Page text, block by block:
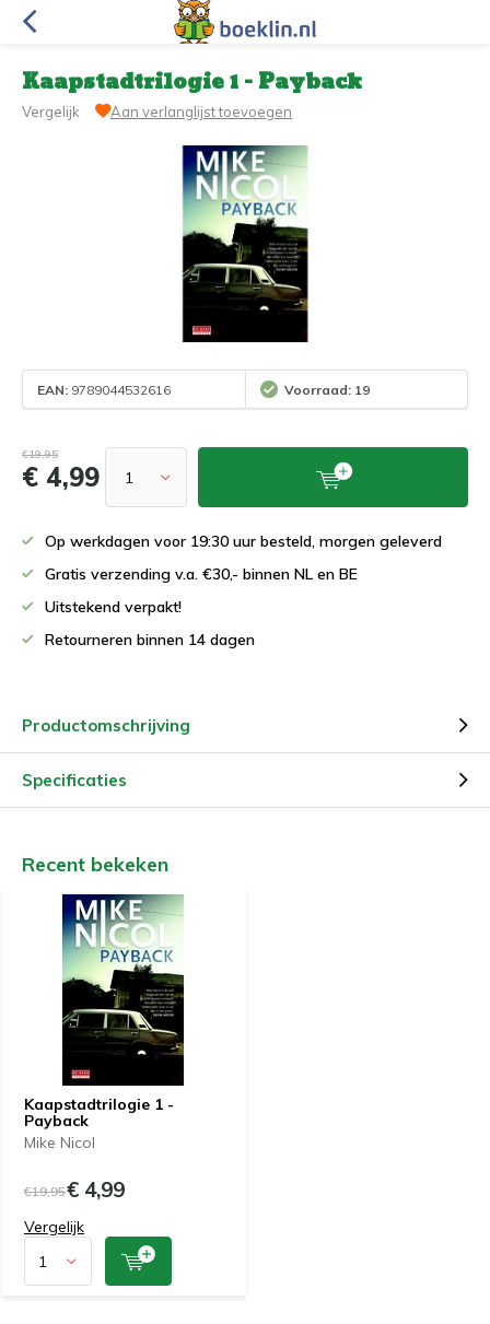
Kaapstadtrilogie 1 - Payback
Vergelijk Aan verlanglijst toevoegen
EAN: 9789044532616 Voorraad: 19
€19,95
€ 4,99
Op werkdagen voor 19:30 uur besteld, morgen geleverd
Gratis verzending v.a. €30,- binnen NL en BE
Uitstekend verpakt!
Retourneren binnen 14 dagen
Productomschrijving
Specificaties
Recent bekeken
Kaapstadtrilogie 1 -
Payback
Mike Nicol
€19,95€ 4,99
Vergelijk